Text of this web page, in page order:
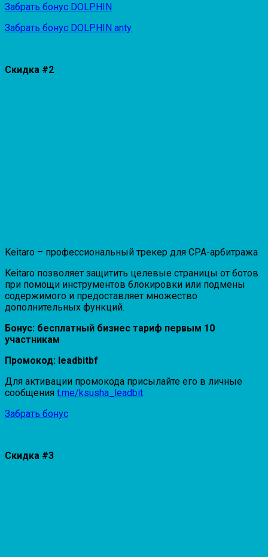
Забрать бонус DOLPHIN
Забрать бонус DOLPHIN anty
Скидка #2
Keitaro – профессиональный трекер для CPA-арбитража
Keitaro позволяет защитить целевые страницы от ботов
при помощи инструментов блокировки или подмены
содержимого и предоставляет множество
дополнительных функций.
Бонус: бесплатный бизнес тариф первым 10
участникам
Промокод: leadbitbf
Для активации промокода присылайте его в личные
сообщения t.me/ksusha_leadbit
Забрать бонус
Скидка #3